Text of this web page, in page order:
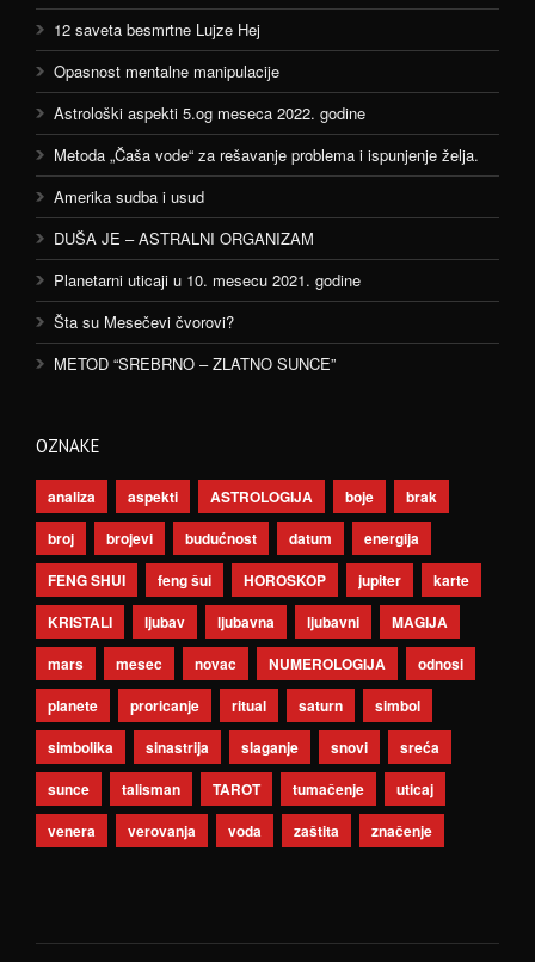
12 saveta besmrtne Lujze Hej
Opasnost mentalne manipulacije
Astrološki aspekti 5.og meseca 2022. godine
Metoda „Čaša vode“ za rešavanje problema i ispunjenje želja.
Amerika sudba i usud
DUŠA JE – ASTRALNI ORGANIZAM
Planetarni uticaji u 10. mesecu 2021. godine
Šta su Mesečevi čvorovi?
METOD “SREBRNO – ZLATNO SUNCE”
OZNAKE
analiza aspekti ASTROLOGIJA boje
brak
broj
brojevi budućnost datum
energija
FENG SHUI
feng šui HOROSKOP jupiter
karte
KRISTALI
ljubav ljubavna ljubavni
MAGIJA
mars
mesec novac NUMEROLOGIJA
odnosi
planete
proricanje ritual saturn
simbol
simbolika
sinastrija slaganje snovi
sreća
sunce
talisman TAROT tumačenje
uticaj
venera
verovanja voda zaštita značenje